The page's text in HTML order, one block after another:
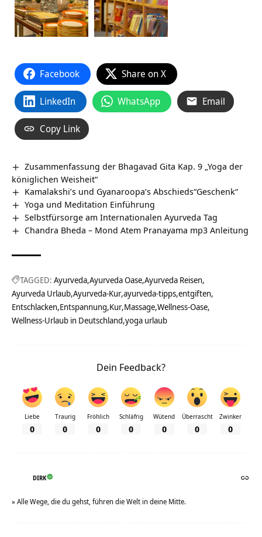
Facebook Share on X
LinkedIn WhatsApp Email
Copy Link
Zusammenfassung der Bhagavad Gita Kap. 9 „Yoga der
königlichen Weisheit“
Kamalakshi’s und Gyanaroopa’s Abschieds“Geschenk“
Yoga und Meditation Einführung
Selbstfürsorge am Internationalen Ayurveda Tag
Chandra Bheda – Mond Atem Pranayama mp3 Anleitung
TAGGED: Ayurveda Ayurveda Oase Ayurveda Reisen
Ayurveda Urlaub Ayurveda-Kur ayurveda-tipps entgiften
Entschlacken Entspannung Kur Massage Wellness-Oase
Wellness-Urlaub in Deutschland yoga urlaub
Dein Feedback?
Liebe
0
Traurig
0
Fröhlich
0
Schläfrig
0
Wütend
0
Überrascht
0
Zwinker
0
DIRK
» Alle Wege, die du gehst, führen die Welt in deine Mitte.